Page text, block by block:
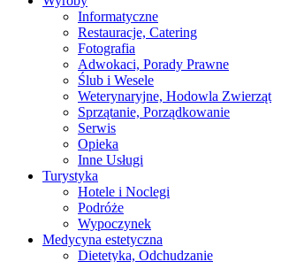
Informatyczne
Restauracje, Catering
Fotografia
Adwokaci, Porady Prawne
Ślub i Wesele
Weterynaryjne, Hodowla Zwierząt
Sprzątanie, Porządkowanie
Serwis
Opieka
Inne Usługi
Turystyka
Hotele i Noclegi
Podróże
Wypoczynek
Medycyna estetyczna
Dietetyka, Odchudzanie